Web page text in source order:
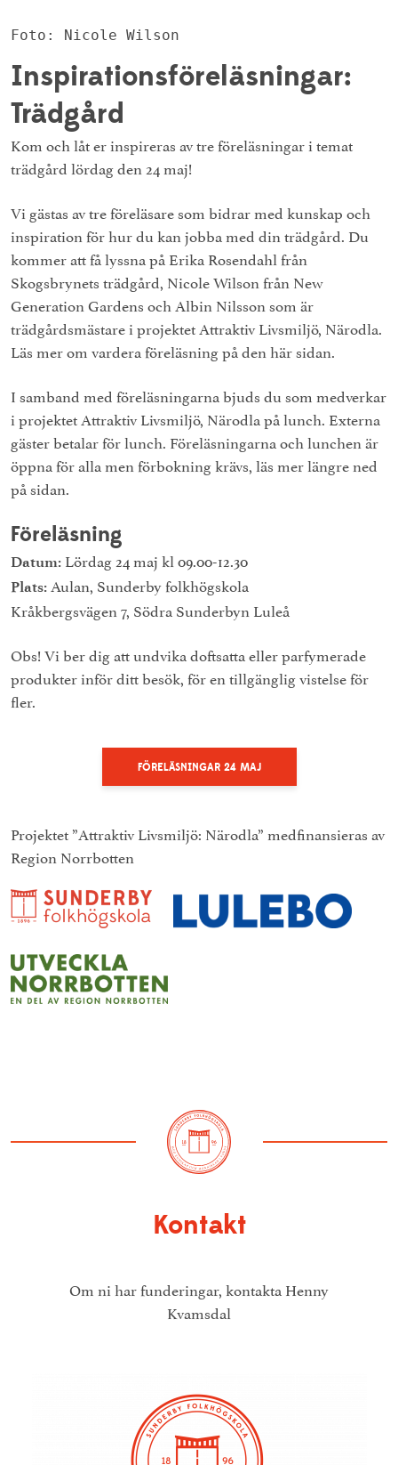
Foto: Nicole Wilson
Inspirationsföreläsningar:
Trädgård
Kom och låt er inspireras av tre föreläsningar i temat
trädgård lördag den 24 maj!
Vi gästas av tre föreläsare som bidrar med kunskap och
inspiration för hur du kan jobba med din trädgård. Du
kommer att få lyssna på Erika Rosendahl från
Skogsbrynets trädgård, Nicole Wilson från New
Generation Gardens och Albin Nilsson som är
trädgårdsmästare i projektet Attraktiv Livsmiljö, Närodla.
Läs mer om vardera föreläsning på den här sidan.
I samband med föreläsningarna bjuds du som medverkar
i projektet Attraktiv Livsmiljö, Närodla på lunch. Externa
gäster betalar för lunch. Föreläsningarna och lunchen är
öppna för alla men förbokning krävs, läs mer längre ned
på sidan.
Föreläsning
Datum: Lördag 24 maj kl 09.00-12.30
Plats: Aulan, Sunderby folkhögskola
Kråkbergsvägen 7, Södra Sunderbyn Luleå
Obs! Vi ber dig att undvika doftsatta eller parfymerade
produkter inför ditt besök, för en tillgänglig vistelse för
fler.
FÖRELÄSNINGAR 24 MAJ
Projektet ”Attraktiv Livsmiljö: Närodla” medfinansieras av
Region Norrbotten
Kontakt
Om ni har funderingar, kontakta Henny
Kvamsdal